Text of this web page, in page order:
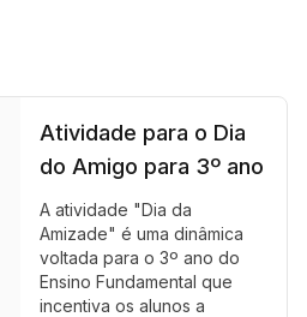
Atividade para o Dia
do Amigo para 3º ano
A atividade "Dia da
Amizade" é uma dinâmica
voltada para o 3º ano do
Ensino Fundamental que
incentiva os alunos a